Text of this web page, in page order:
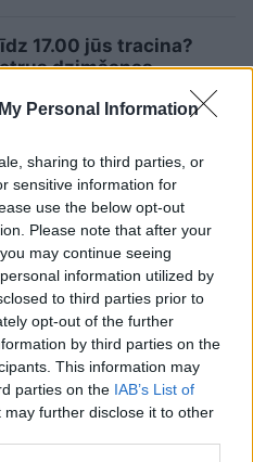
Personal Information
sharing to third parties, or
sensitive information for
use the below opt-out
Please note that after your
may continue seeing
information utilized by
to third parties prior to
opt-out of the further
by third parties on the
This information may
parties on the IAB’s List of
may further disclose it to other
17.00 jūs tracina?
dzimšanas
brīvība ir īpaši
ziņas